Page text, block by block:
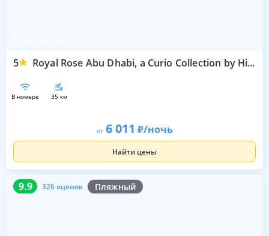
5 Royal Rose Abu Dhabi, a Curio Collection by Hilton Affiliated Hotel
в номере 35 км
от 6 011 /ночь
Найти цены
9.9 326 оценок Пляжный
9.9 326 оценок